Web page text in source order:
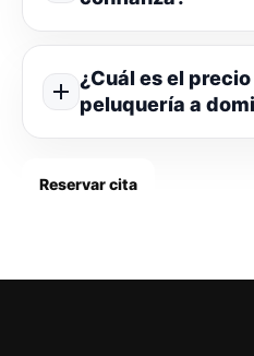
¿Cuál es el
peluquería a
Reservar cita